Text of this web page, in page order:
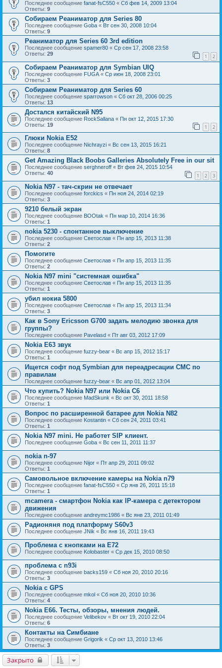
Последнее сообщение fanat-fsC550 « Сб фев 14, 2009 13:04
Ответы: 9
Собираем Реаниматор для Series 80
Последнее сообщение Goba « Вт сен 30, 2008 10:04
Ответы: 9
Реаниматор для Series 60 3rd edition
Последнее сообщение spamer80 « Ср сен 17, 2008 23:58
Ответы: 29 1 2
Собираем Реаниматор для Symbian UIQ
Последнее сообщение FUGA « Ср июн 18, 2008 23:01
Ответы: 3
Собираем Реаниматор для Series 60
Последнее сообщение sparrowson « Сб окт 28, 2006 00:25
Ответы: 13
Достался китайский N95
Последнее сообщение RockSallana « Пн окт 12, 2015 17:30
Ответы: 19 1 2
Глюки Nokia E52
Последнее сообщение Nichrayzi « Вс сен 13, 2015 16:21
Ответы: 8
Get Amazing Black Boobs Galleries Absolutely Free in our sit
Последнее сообщение serghneroff « Вт фев 24, 2015 10:54
Ответы: 40 1 2 3
Nokia N97 - тач-скрин не отвечает
Последнее сообщение forckics « Пн ноя 24, 2014 02:19
Ответы: 3
9210 белый экран
Последнее сообщение BOOtak « Пн мар 10, 2014 16:36
Ответы: 1
nokia 5230 - спонтанное выключение
Последнее сообщение Светослав « Пн апр 15, 2013 11:38
Ответы: 2
Помогите
Последнее сообщение Светослав « Пн апр 15, 2013 11:35
Ответы: 2
Nokia N97 mini "системная ошибка"
Последнее сообщение Светослав « Пн апр 15, 2013 11:35
Ответы: 1
убил нокиа 5800
Последнее сообщение Светослав « Пн апр 15, 2013 11:34
Ответы: 3
Как в Sony Ericsson G700 задать мелодию звонка для
группы?
Последнее сообщение Pavelasd « Пт авг 03, 2012 17:09
Nokia E63 звук
Последнее сообщение fuzzy-bear « Вс апр 15, 2012 15:17
Ответы: 1
Ищется софт под Symbian для переадресации СМС по
правилам
Последнее сообщение fuzzy-bear « Вс апр 01, 2012 13:04
Что купить? Nokia N97 или Nokia C6
Последнее сообщение MadSkunk « Вс окт 30, 2011 18:58
Ответы: 1
Вопрос по расширенной батарее для Nokia N82
Последнее сообщение Kostantin « Сб сен 24, 2011 03:41
Ответы: 1
Nokia N97 mini. Не работет SIP клиент.
Последнее сообщение Goba « Вс сен 11, 2011 11:37
nokia n-97
Последнее сообщение Nijor « Пт апр 29, 2011 09:02
Ответы: 1
Самовольное включение камеры на Nokia n79
Последнее сообщение fanat-fsC550 « Ср янв 26, 2011 15:18
Ответы: 1
mcamera - смартфон Nokia как IP-камера с детектором
движения
Последнее сообщение andreymc1986 « Вс янв 23, 2011 01:49
Радионяня под платформу S60v3
Последнее сообщение JNik « Вс янв 16, 2011 19:43
Проблема с кнопками на Е72
Последнее сообщение Kolobaster « Ср дек 15, 2010 08:50
проблема с n93i
Последнее сообщение backs159 « Сб ноя 20, 2010 20:16
Ответы: 3
Nokia с GPS
Последнее сообщение mkol « Сб ноя 20, 2010 10:36
Ответы: 4
Nokia E66. Тесты, обзоры, мнения людей.
Последнее сообщение Velibekov « Вт окт 19, 2010 22:04
Ответы: 6
Контакты на Симбиане
Последнее сообщение Grigorik « Ср окт 13, 2010 13:46
Ответы: 3
Закрыто